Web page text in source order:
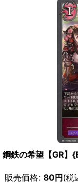
鋼鉄の希望【GR】
販売価格: 80円(税